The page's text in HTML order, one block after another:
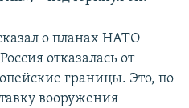
о планах НАТО
отказалась от
границы. Это, по
вооружения